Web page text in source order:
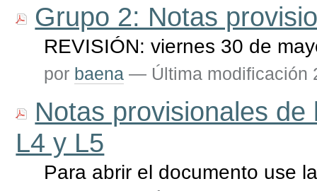
Grupo 2: Notas
REVISIÓN: viernes 30 de
por baena — Última modificación
Notas provisionales
L4 y L5
Para abrir el documento use